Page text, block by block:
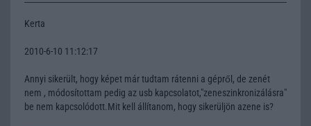
Kerta
2010-6-10 11:12:17
Annyi sikerült, hogy képet már tudtam rátenni a gépről, de zenét
nem , módosítottam pedig az usb kapcsolatot,"zeneszinkronizálásra"
be nem kapcsolódott.Mit kell állítanom, hogy sikerüljön azene is?